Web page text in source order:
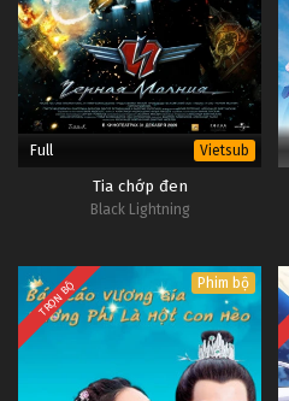
Full Vietsub
Tia chớp đen
Black Lightning
TRỌN BỘ Phim bộ